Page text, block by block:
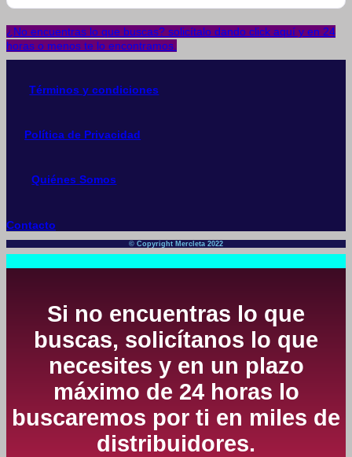
¿No encuentras lo que buscas? solicítalo dando click aquí y en 24
horas o menos te lo encontramos.
Términos y condiciones
Política de Privacidad
Quiénes Somos
Contacto
© Copyright Mercleta 2022
Si no encuentras lo que
buscas, solicítanos lo que
necesites y en un plazo
máximo de 24 horas lo
buscaremos por ti en miles de
distribuidores.